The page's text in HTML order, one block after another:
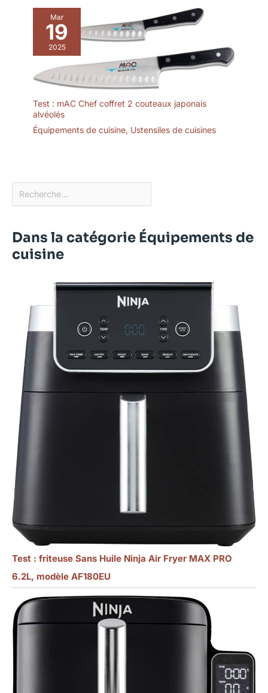
Mar
19
2025
Test : mAC Chef coffret 2 couteaux japonais
alvéolés
Équipements de cuisine, Ustensiles de cuisines
Dans la catégorie Équipements de
cuisine
Test : friteuse Sans Huile Ninja Air Fryer MAX PRO
6.2L, modèle AF180EU